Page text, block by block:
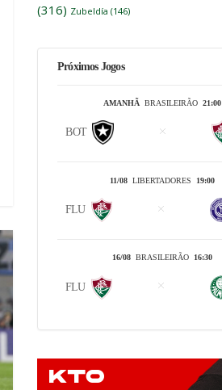
(316) Zubeldía (146)
Próximos Jogos
AMANHÃ BRASILEIRÃO 21:00
BOT
11/08 LIBERTADORES 19:00
FLU
16/08 BRASILEIRÃO 16:30
FLU